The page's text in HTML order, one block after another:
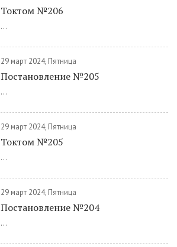
Токтом №206
...
29 март 2024, Пятница
Постановление №205
...
29 март 2024, Пятница
Токтом №205
...
29 март 2024, Пятница
Постановление №204
...